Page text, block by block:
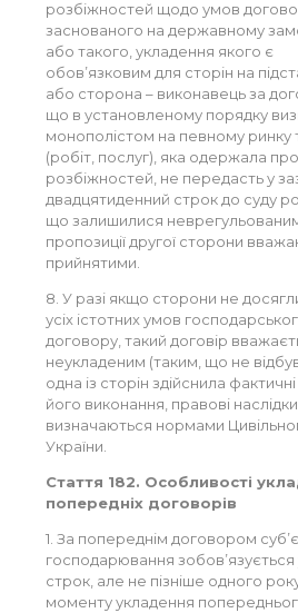
розбіжностей щодо умов
заснованого на державному
або такого, укладення якого є
обов’язковим для сторін на
або сторона – виконавець за
що в установленому порядку
монополістом на певному ринку
(робіт, послуг), яка одержала
розбіжностей, не передасть у
двадцятиденний строк до суду
що залишилися
пропозиції другої сторони
прийнятими.
8. У разі якщо сторони не
усіх істотних умов
договору, такий договір
неукладеним (таким, що не
одна із сторін здійснила
його виконання, правові наслідки
визначаються нормами
України.
Стаття 182. Особливості
попередніх договорів
1. За попереднім договором
господарювання зобов’язується
строк, але не пізніше одного
моменту укладення